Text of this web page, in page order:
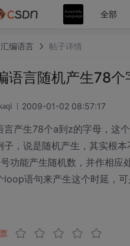
全部
汇编语言 帖子详情
语言随机产生78个
2009-01-02 08:57:17
言产生78个a到z的字母，这
子，说是随机产生，其实根
功能产生随机数，并作相应
loop语句来产生这个时延，